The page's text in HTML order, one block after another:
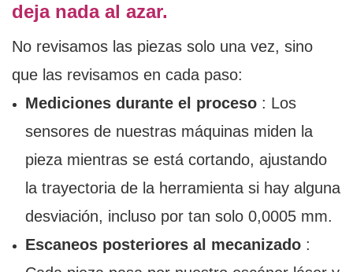
deja nada al azar.
No revisamos las piezas solo una vez, sino
que las revisamos en cada paso:
Mediciones durante el proceso: Los
sensores de nuestras máquinas miden la
pieza mientras se está cortando, ajustando
la trayectoria de la herramienta si hay alguna
desviación, incluso por tan solo 0,0005 mm.
Escaneos posteriores al mecanizado: